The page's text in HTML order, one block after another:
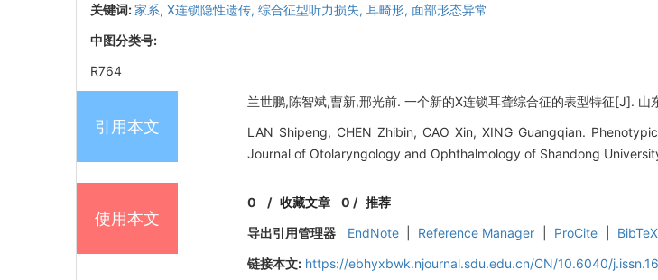
关键词:家系, X连锁隐性遗传, 综合征型听力损失, 耳畸形, 面部形态异常
中图分类号:
R764
引用本文
兰世鹏,陈智斌,曹新,邢光前. 一个新的X连锁耳聋综合征的表型特征[J].
LAN Shipeng, CHEN Zhibin, CAO Xin, XING Guangqian.
Journal of Otolaryngology and Ophthalmology of Shandong
使用本文
0 /收藏文章 0 / 推荐
导出引用管理器
EndNote Reference Manager ProCite BibTeX
链接本文: https://ebhyxbwk.njournal.sdu.edu.cn/CN/10.6040/